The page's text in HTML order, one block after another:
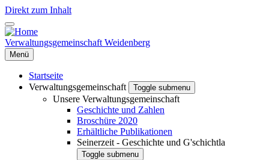
Direkt zum Inhalt
Verwaltungsgemeinschaft Weidenberg
Menü
Startseite
Verwaltungsgemeinschaft
Toggle submenu
Unsere Verwaltungsgemeinschaft
Geschichte und Zahlen
Broschüre 2020
Erhältliche Publikationen
Seinerzeit - Geschichte und G'schichtla
Toggle submenu